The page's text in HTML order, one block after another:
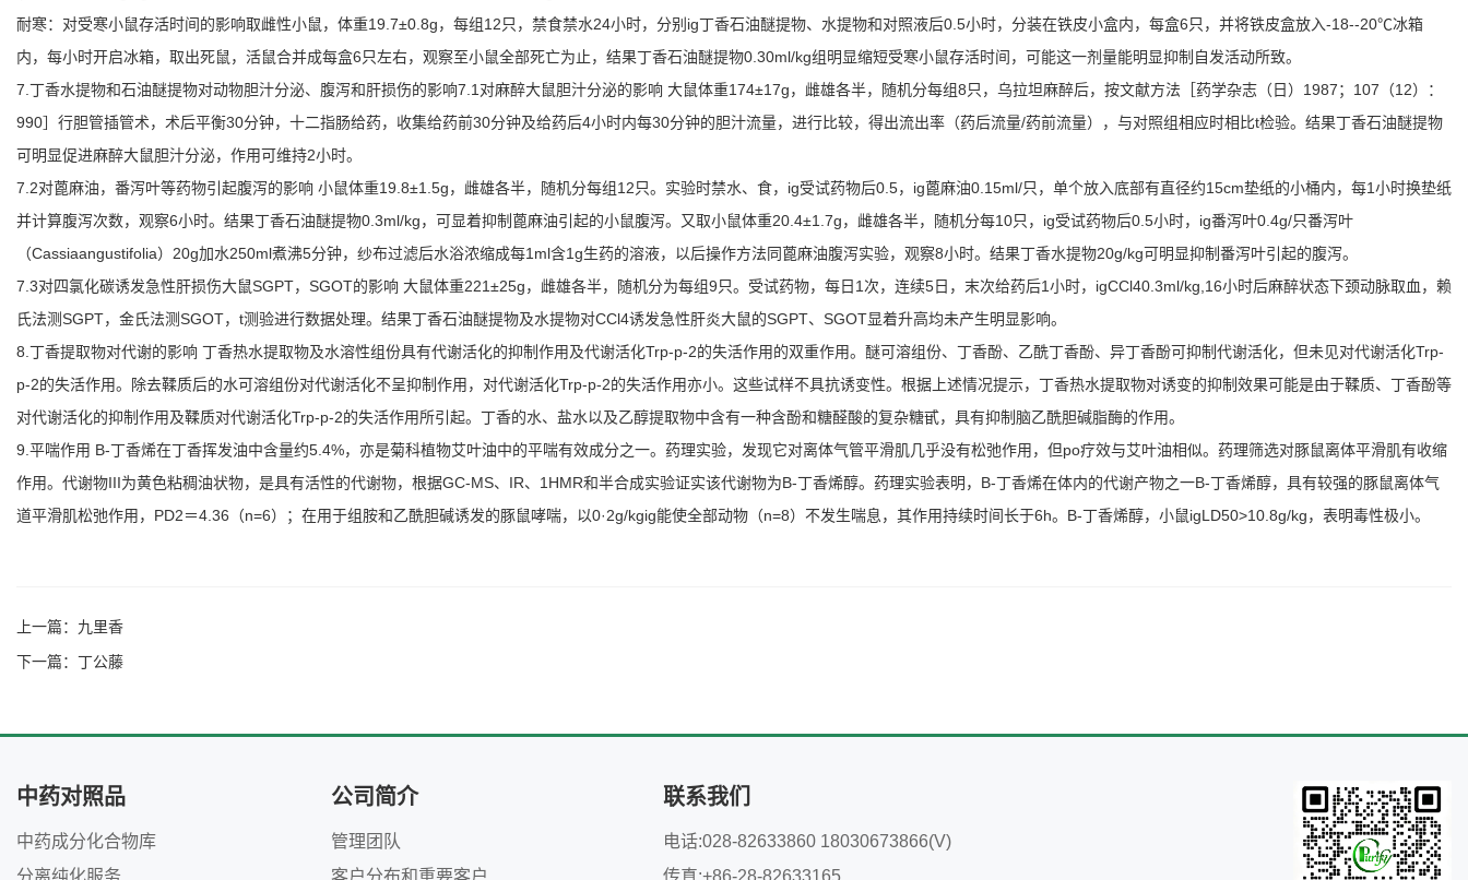
耐寒：对受寒小鼠存活时间的影响取雌性小鼠，体重19.7±0.8g，每组12只，禁食禁水24小时，分别ig丁香石油醚提物、水提物和对照液后0.5小时，分装在铁皮小盒内，每盒6只，并将铁皮盒放入-18--20℃冰箱
内，每小时开启冰箱，取出死鼠，活鼠合并成每盒6只左右，观察至小鼠全部死亡为止，结果丁香石油醚提物0.30ml/kg组明显缩短受寒小鼠存活时间，可能这一剂量能明显抑制自发活动所致。
7.丁香水提物和石油醚提物对动物胆汁分泌、腹泻和肝损伤的影响7.1对麻醉大鼠胆汁分泌的影响 大鼠体重174±17g，雌雄各半，随机分每组8只，乌拉坦麻醉后，按文献方法［药学杂志（日）1987；107（12）：
990］行胆管插管术，术后平衡30分钟，十二指肠给药，收集给药前30分钟及给药后4小时内每30分钟的胆汁流量，进行比较，得出流出率（药后流量/药前流量），与对照组相应时相比t检验。结果丁香石油醚提物
可明显促进麻醉大鼠胆汁分泌，作用可维持2小时。
7.2对蓖麻油，番泻叶等药物引起腹泻的影响 小鼠体重19.8±1.5g，雌雄各半，随机分每组12只。实验时禁水、食，ig受试药物后0.5，ig蓖麻油0.15ml/只，单个放入底部有直径约15cm垫纸的小桶内，每1小时换垫纸
并计算腹泻次数，观察6小时。结果丁香石油醚提物0.3ml/kg，可显着抑制蓖麻油引起的小鼠腹泻。又取小鼠体重20.4±1.7g，雌雄各半，随机分每10只，ig受试药物后0.5小时，ig番泻叶0.4g/只番泻叶
（Cassiaangustifolia）20g加水250ml煮沸5分钟，纱布过滤后水浴浓缩成每1ml含1g生药的溶液，以后操作方法同蓖麻油腹泻实验，观察8小时。结果丁香水提物20g/kg可明显抑制番泻叶引起的腹泻。
7.3对四氯化碳诱发急性肝损伤大鼠SGPT，SGOT的影响 大鼠体重221±25g，雌雄各半，随机分为每组9只。受试药物，每日1次，连续5日，末次给药后1小时，igCCl40.3ml/kg,16小时后麻醉状态下颈动脉取血，赖
氏法测SGPT，金氏法测SGOT，t测验进行数据处理。结果丁香石油醚提物及水提物对CCl4诱发急性肝炎大鼠的SGPT、SGOT显着升高均未产生明显影响。
8.丁香提取物对代谢的影响 丁香热水提取物及水溶性组份具有代谢活化的抑制作用及代谢活化Trp-p-2的失活作用的双重作用。醚可溶组份、丁香酚、乙酰丁香酚、异丁香酚可抑制代谢活化，但未见对代谢活化Trp-
p-2的失活作用。除去鞣质后的水可溶组份对代谢活化不呈抑制作用，对代谢活化Trp-p-2的失活作用亦小。这些试样不具抗诱变性。根据上述情况提示，丁香热水提取物对诱变的抑制效果可能是由于鞣质、丁香酚等
对代谢活化的抑制作用及鞣质对代谢活化Trp-p-2的失活作用所引起。丁香的水、盐水以及乙醇提取物中含有一种含酚和糖醛酸的复杂糖甙，具有抑制脑乙酰胆碱脂酶的作用。
9.平喘作用 B-丁香烯在丁香挥发油中含量约5.4%，亦是菊科植物艾叶油中的平喘有效成分之一。药理实验，发现它对离体气管平滑肌几乎没有松弛作用，但po疗效与艾叶油相似。药理筛选对豚鼠离体平滑肌有收缩
作用。代谢物III为黄色粘稠油状物，是具有活性的代谢物，根据GC-MS、IR、1HMR和半合成实验证实该代谢物为B-丁香烯醇。药理实验表明，B-丁香烯在体内的代谢产物之一B-丁香烯醇，具有较强的豚鼠离体气
道平滑肌松弛作用，PD2＝4.36（n=6）；在用于组胺和乙酰胆碱诱发的豚鼠哮喘，以0·2g/kgig能使全部动物（n=8）不发生喘息，其作用持续时间长于6h。B-丁香烯醇，小鼠igLD50>10.8g/kg，表明毒性极小。
上一篇： 九里香
下一篇： 丁公藤
中药对照品
中药成分化合物库
分离纯化服务
公司简介
管理团队
客户分布和重要客户
联系我们
电话:028-82633860 18030673866(V)
传真:+86-28-82633165